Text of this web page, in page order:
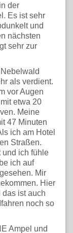
der
Es ist sehr
und
nächsten
sehr zur
als verdient.
vor Augen
etwa 20
Meine
47 Minuten
ich am Hotel
Straßen.
und ich fühle
ich auf
Mir
Hier
das ist auch
noch so
Ampel und